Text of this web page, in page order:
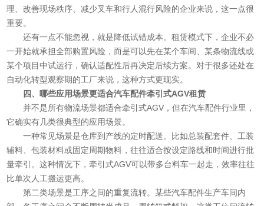
理、改善现场秩序、减少叉车和行人混行风险的企业来说，这一点很
重要。
还有一点不能忽视，就是降低试错成本。租赁模式下，企业不必
一开始就承担全部购置风险，而是可以先在某个车间、某条物流线或
某个项目中试运行，确认适配性后再决定后续方案。对于很多还处在
自动化转型观察期的工厂来说，这种方式更现实。
四、哪些应用场景更适合汽车配件牵引式AGV租赁
并不是所有物流场景都适合牵引式AGV，但在汽车配件行业里，
它确实有几类很典型的应用场景。
一种常见场景是仓库到产线的定时配送。比如总装配套件、工装
辅料、包装材料或固定周期物料，往往适合按设定路线和时间进行批
量牵引。这种情况下，牵引式AGV可以带多台料车一起走，效率往往
比单次人工搬运更高。
第二类场景是工序之间的重复流转。某些汽车配件生产车间内